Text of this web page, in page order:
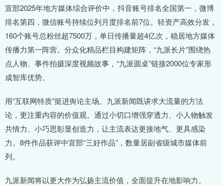
宣部2025年地方媒体综合评价中，抖音账号排名全国第一，微博
排名第四，微信账号持续位列月度排名前7位。轻资产高效分发，
160个账号总粉丝超7500万，单日传播量超4亿次，稳居地方媒体
传播力第一阵营。分众化精品栏目构建矩阵，“九派长片”围绕热
点人物、事件拍摄深度视频故事，“九派圆桌”链接2000位专家形
成智库优势。
用“互联网特质”挺进舆论主场。九派新闻既讲求大流量的方法
论，更注重内容的价值观。通过小切口增强穿透力、小人物触发
共情力、小巧思彰显创造力，让主流表达更接地气、更具感染
力。8件作品获评中宣部“三好作品”，数量居副省级城市媒体前
列。
九派新闻将以更大作为弘扬主流价值，全面提升在地影响力。